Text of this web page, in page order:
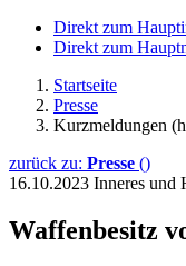
Direkt zum
Direkt zum
Startseite
Presse
Kurzmeldungen
zurück zu: Presse ()
16.10.2023 Inneres
Waffenbesitz